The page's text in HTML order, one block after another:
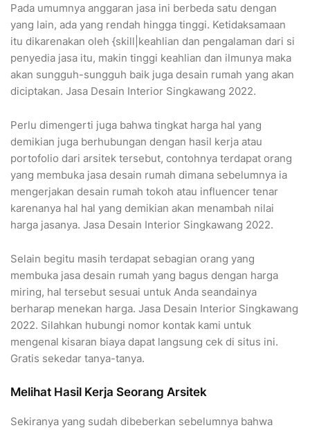
Pada umumnya anggaran jasa ini berbeda satu dengan
yang lain, ada yang rendah hingga tinggi. Ketidaksamaan
itu dikarenakan oleh {skill|keahlian dan pengalaman dari si
penyedia jasa itu, makin tinggi keahlian dan ilmunya maka
akan sungguh-sungguh baik juga desain rumah yang akan
diciptakan. Jasa Desain Interior Singkawang 2022.
Perlu dimengerti juga bahwa tingkat harga hal yang
demikian juga berhubungan dengan hasil kerja atau
portofolio dari arsitek tersebut, contohnya terdapat orang
yang membuka jasa desain rumah dimana sebelumnya ia
mengerjakan desain rumah tokoh atau influencer tenar
karenanya hal hal yang demikian akan menambah nilai
harga jasanya. Jasa Desain Interior Singkawang 2022.
Selain begitu masih terdapat sebagian orang yang
membuka jasa desain rumah yang bagus dengan harga
miring, hal tersebut sesuai untuk Anda seandainya
berharap menekan harga. Jasa Desain Interior Singkawang
2022. Silahkan hubungi nomor kontak kami untuk
mengenal kisaran biaya dapat langsung cek di situs ini.
Gratis sekedar tanya-tanya.
Melihat Hasil Kerja Seorang Arsitek
Sekiranya yang sudah dibeberkan sebelumnya bahwa